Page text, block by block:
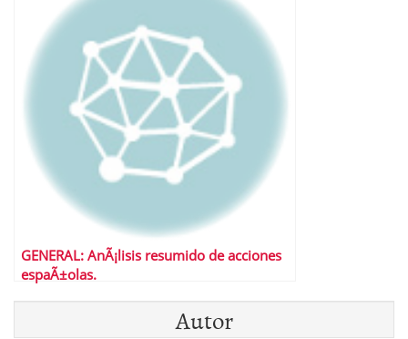
GENERAL: AnÃ¡lisis resumido de acciones
espaÃ±olas.
Autor